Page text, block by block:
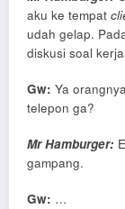
aku ke tempat
udah gelap.
diskusi soal
Gw: Ya
telepon ga?
Mr Hamburger:
gampang.
Gw: …